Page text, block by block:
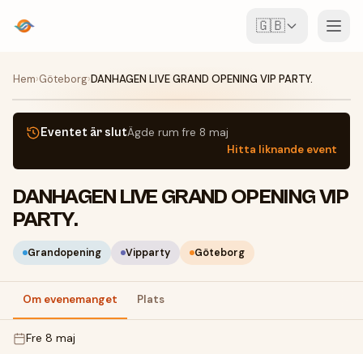
🇬🇧
Event
Karta
För arrangörer
Skapa event Ladda ner appen
Hem›Göteborg›DANHAGEN LIVE GRAND OPENING VIP PARTY.
Eventet är slutÄgde rum fre 8 maj
Hitta liknande event
DANHAGEN LIVE GRAND OPENING VIP
PARTY.
Grandopening Vipparty Göteborg
Om evenemanget Plats
fre 8 maj